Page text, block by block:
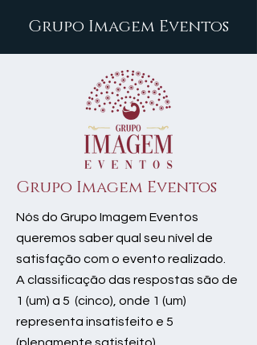
Grupo Imagem Eventos
Grupo Imagem Eventos
Nós do Grupo Imagem Eventos
queremos saber qual seu nível de
satisfação com o evento realizado.
A classificação das respostas são de
1 (um) a 5 (cinco), onde 1 (um)
representa insatisfeito e 5